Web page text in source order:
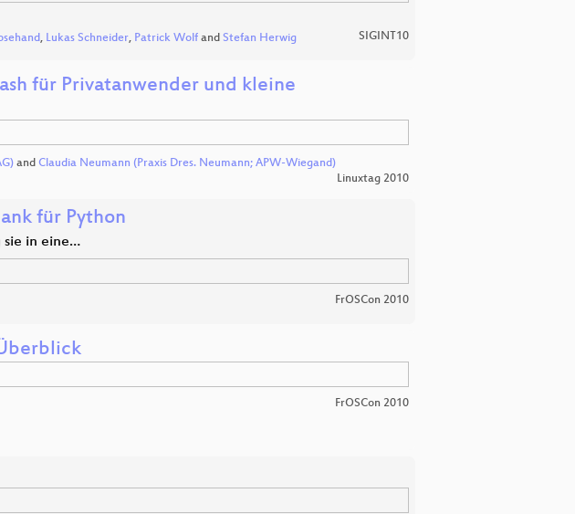
, Lukas Schneider, Patrick Wolf and Stefan Herwig SIGINT10
für Privatanwender und kleine
and Claudia Neumann (Praxis Dres. Neumann; APW-Wiegand)
Linuxtag 2010
für Python
sie in eine…
FrOSCon 2010
FrOSCon 2010